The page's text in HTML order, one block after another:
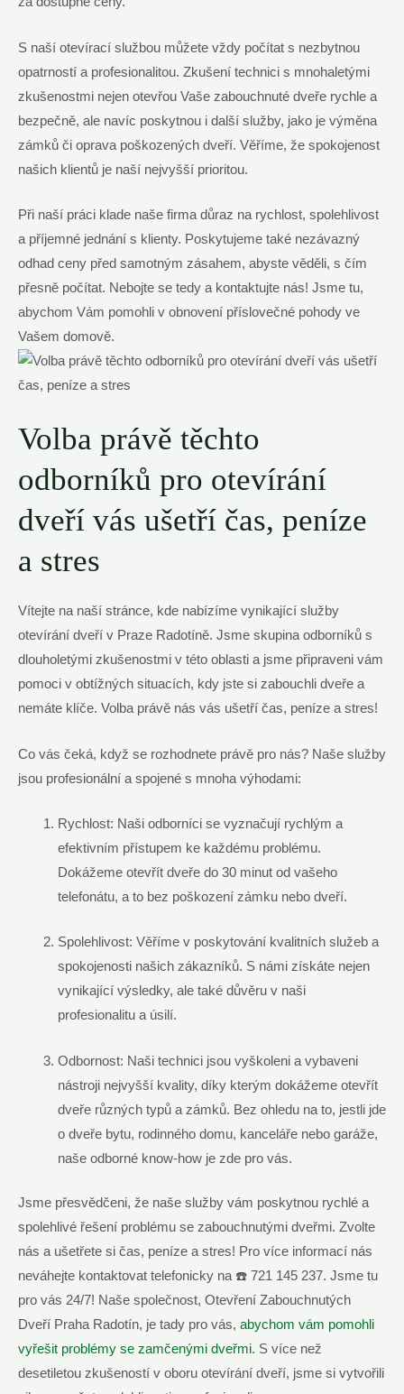
S naší otevírací službou můžete vždy počítat s nezbytnou
opatrností a profesionalitou. Zkušení technici s mnohaletými
zkušenostmi nejen otevřou Vaše zabouchnuté dveře rychle a
bezpečně, ale navíc poskytnou i další služby, jako je výměna
zámků či oprava poškozených dveří. Věříme, že spokojenost
našich klientů je naší nejvyšší prioritou.
Při naší práci klade naše firma důraz na rychlost, spolehlivost
a příjemné jednání s klienty. Poskytujeme také nezávazný
odhad ceny před samotným zásahem, abyste věděli, s čím
přesně počítat. Nebojte se tedy a kontaktujte nás! Jsme tu,
abychom Vám pomohli v obnovení příslovečné pohody ve
Vašem domově.
Volba právě těchto
odborníků pro otevírání
dveří vás ušetří čas, peníze
a stres
Vítejte na naší stránce, kde nabízíme vynikající služby
otevírání dveří v Praze Radotíně. Jsme skupina odborníků s
dlouholetými zkušenostmi v této oblasti a jsme připraveni vám
pomoci v obtížných situacích, kdy jste si zabouchli dveře a
nemáte klíče. Volba právě nás vás ušetří čas, peníze a stres!
Co vás čeká, když se rozhodnete právě pro nás? Naše služby
jsou profesionální a spojené s mnoha výhodami:
Rychlost: Naši odborníci se vyznačují rychlým a
efektivním přístupem ke každému problému.
Dokážeme otevřít dveře do 30 minut od vašeho
telefonátu, a to bez poškození zámku nebo dveří.
Spolehlivost: Věříme v poskytování kvalitních služeb a
spokojenosti našich zákazníků. S námi získáte nejen
vynikající výsledky, ale také důvěru v naši
profesionalitu a úsilí.
Odbornost: Naši technici jsou vyškoleni a vybaveni
nástroji nejvyšší kvality, díky kterým dokážeme otevřít
dveře různých typů a zámků. Bez ohledu na to, jestli jde
o dveře bytu, rodinného domu, kanceláře nebo garáže,
naše odborné know-how je zde pro vás.
Jsme přesvědčeni, že naše služby vám poskytnou rychlé a
spolehlivé řešení problému se zabouchnutými dveřmi. Zvolte
nás a ušetřete si čas, peníze a stres! Pro více informací nás
neváhejte kontaktovat telefonicky na ☎️ 721 145 237. Jsme tu
pro vás 24/7! Naše společnost, Otevření Zabouchnutých
Dveří Praha Radotín, je tady pro vás, abychom vám pomohli
vyřešit problémy se zamčenými dveřmi. S více než
desetiletou zkušeností v oboru otevírání dveří, jsme si vytvořili